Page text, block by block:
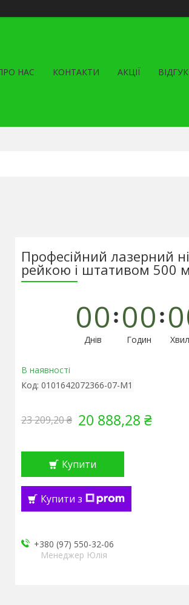
НАС КОНТАКТИ АКЦІЇ
Професійний лазерний
рейкою і штативом 500
00
Днів
00
Годин
0
В наявності
Код: 0101642072366-07-M1
23 209,20 ₴ 20 888,28 ₴
Купити
Купити з
+380 (97) 550-32-06
Менеджер Юлія